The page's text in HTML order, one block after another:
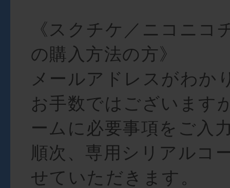
《スクチケ／ニコニコ
の購入方法の方》
メールアドレスがわか
お手数ではございます
ームに必要事項をご入
順次、専用シリアルコ
せていただきます。